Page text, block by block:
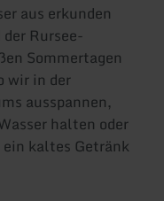
aus erkunden
Rursee-
Sommertagen
wir in der
ausspannen,
halten oder
kaltes Getränk